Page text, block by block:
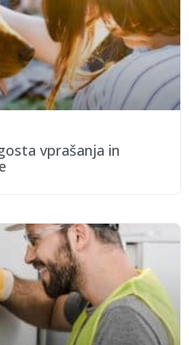
vprašanja in